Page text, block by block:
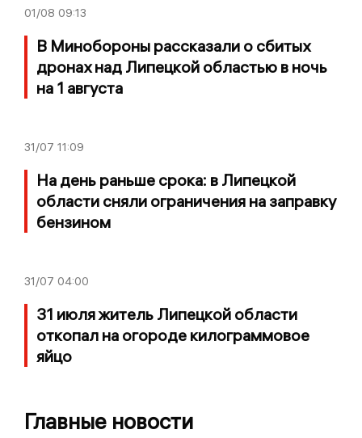
01/08 09:13
В Минобороны рассказали о сбитых
дронах над Липецкой областью в ночь
на 1 августа
31/07 11:09
На день раньше срока: в Липецкой
области сняли ограничения на заправку
бензином
31/07 04:00
31 июля житель Липецкой области
откопал на огороде килограммовое
яйцо
Главные новости